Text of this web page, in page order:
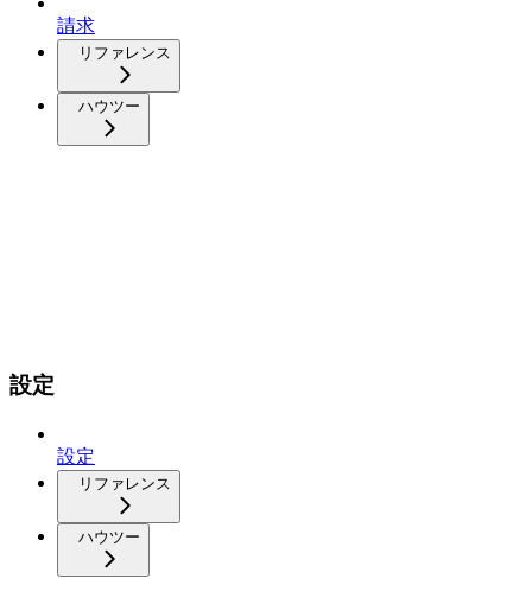
請求
リファレンス
ハウツー
設定
設定
リファレンス
ハウツー